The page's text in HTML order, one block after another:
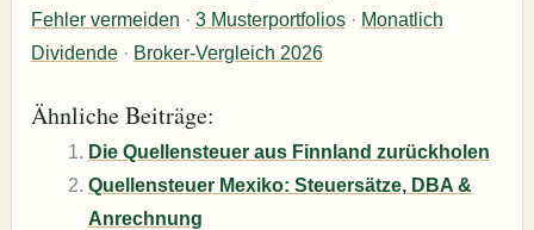
Fehler vermeiden · 3 Musterportfolios· Monatlich
Dividende· Broker-Vergleich 2026
Ähnliche Beiträge:
Die Quellensteuer aus Finnland zurückholen
Quellensteuer Mexiko: Steuersätze, DBA &
Anrechnung